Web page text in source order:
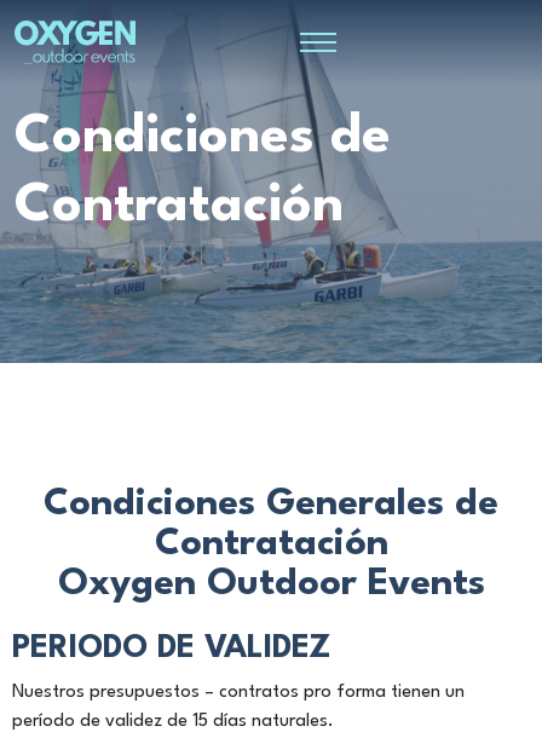
Condiciones de
Contratación
Condiciones Generales de
Contratación
Oxygen Outdoor Events
PERIODO DE VALIDEZ
Nuestros presupuestos – contratos pro forma tienen un
período de validez de 15 días naturales.